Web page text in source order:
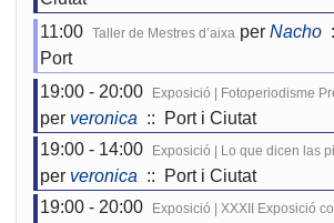
11:00 Taller de Mestres d’aixa per Nacho
Port
19:00 - 20:00
Exposició | Fotoperiodisme
per veronica :: Port i Ciutat
19:00 - 14:00
Exposició | Lo que dicen las
per veronica :: Port i Ciutat
19:00 - 20:00
Exposició | XXXII Exposició